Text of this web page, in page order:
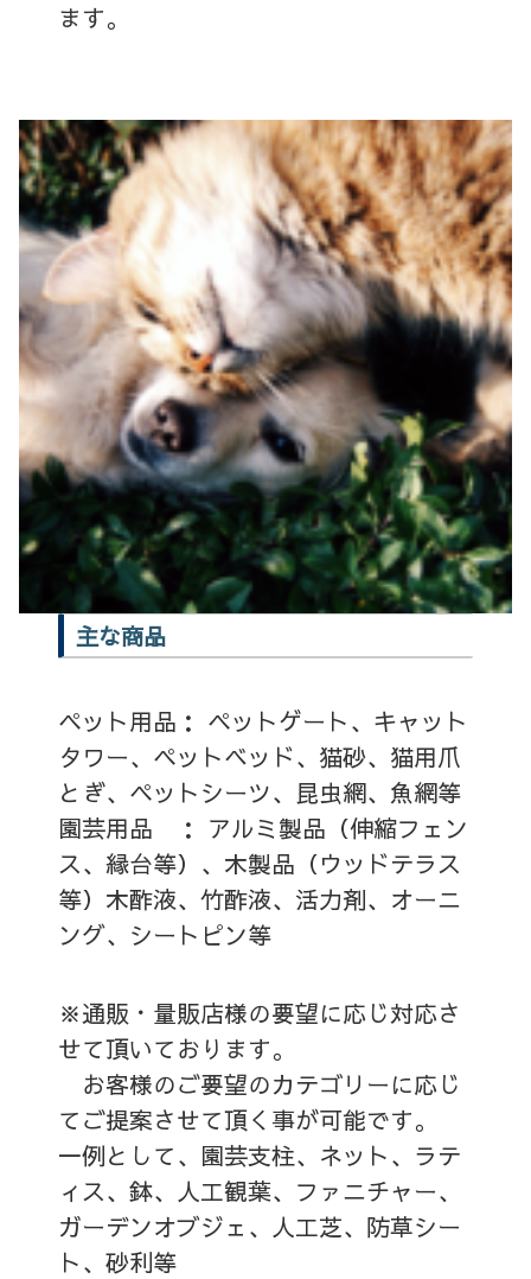
ます。
主な商品
ペット用品： ペットゲート、キャット
タワー、ペットベッド、猫砂、猫用爪
とぎ、ペットシーツ、昆虫網、魚網等
園芸用品 ： アルミ製品（伸縮フェン
ス、縁台等）、木製品（ウッドテラス
等）木酢液、竹酢液、活力剤、オーニ
ング、シートピン等
※通販・量販店様の要望に応じ対応さ
せて頂いております。
お客様のご要望のカテゴリーに応じ
てご提案させて頂く事が可能です。
一例として、園芸支柱、ネット、ラテ
ィス、鉢、人工観葉、ファニチャー、
ガーデンオブジェ、人工芝、防草シー
ト、砂利等